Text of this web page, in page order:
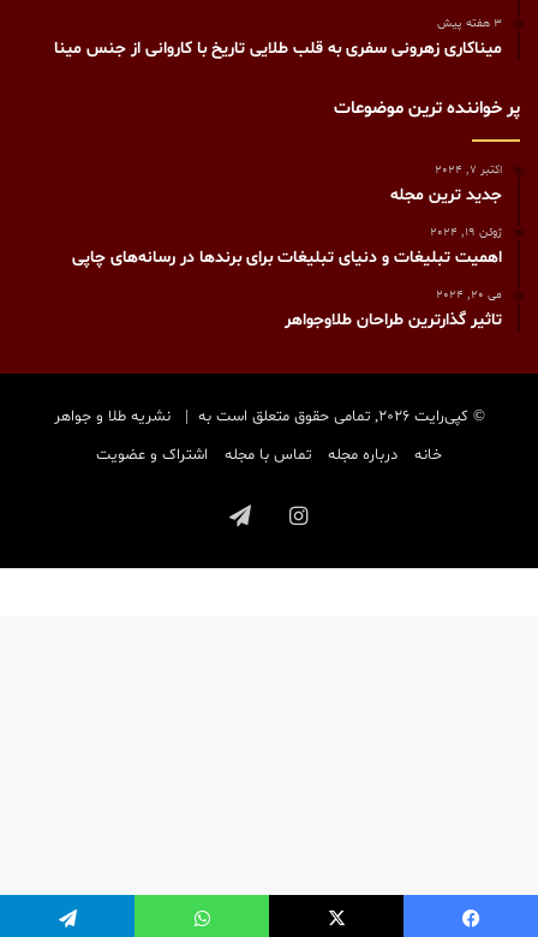
3 هفته پیش
میناکاری زهرونی سفری به قلب طلایی تاریخ با کاروانی از جنس مینا
پر خواننده ترین موضوعات
اکتبر 7, 2024
جدید ترین مجله
ژوئن 19, 2024
اهمیت تبلیغات و دنیای تبلیغات برای برندها در رسانه‌های چاپی
می 20, 2024
تاثیر گذارترین طراحان طلاوجواهر
© کپی‌رایت 2026, تمامی حقوق متعلق است به |
نشریه طلا و جواهر
خانه
درباره مجله تماس با مجله اشتراک و عضویت
اینستاگرامتلگرام